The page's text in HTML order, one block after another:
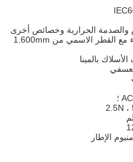
والصدمة الحرارية وخصائص أخرى
من فيلم طلاء الأسلاك مستديرة الطلاء مع القطر الاسمي من 1.600mm
بالمينا